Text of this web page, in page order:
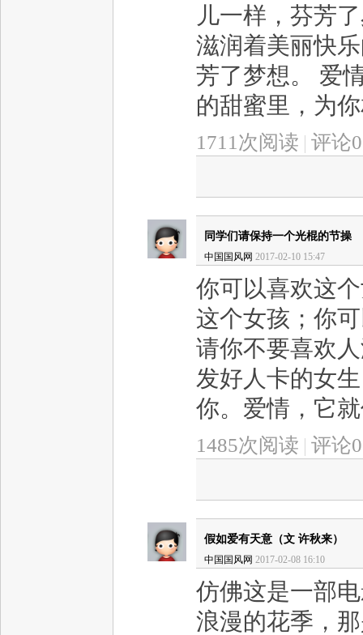
儿一样，芬芳
滋润着美丽快
芳了梦想。 爱
的甜蜜里，为
1711次阅读 | 评论0
同学们请保持一个光棍的节操
中国国风网 2017-02-10 15:47
你可以喜欢这
这个女孩；你
请你不要喜欢
发好人卡的女
你。爱情，它
1485次阅读 | 评论0
假如爱有天意（文 许秋来）
中国国风网 2017-02-08 16:10
仿佛这是一部
浪漫的花季，